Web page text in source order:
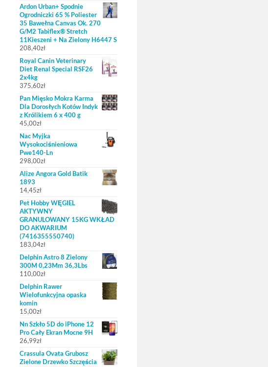
Ardon Urban+ Spodnie
Ogrodniczki 65 % Poliester
35 Bawełna Canvas Ok. 270
G/M2 Tabiflex® Stretch
11Kieszeni + Na Zielony H6447 S
208,40zł
Royal Canin Veterinary
Diet Renal Special RSF26
2x4kg
375,60zł
Pan Mięsko Mokra Karma
Dla Dorosłych Kotów Indyk
z Królikiem 6 x 400 g
45,00zł
Nac Myjka
Wysokociśnieniowa
Pwe140-Ln
298,00zł
Alize Angora Gold Batik
1893
14,45zł
Pet Hobby WĘGIEL
AKTYWNY
GRANULOWANY 15KG WKŁAD
DO AKWARIUM
(7416355550740)
183,04zł
Delphin Astro 8 Zielony
300M 0,23Mm 36,3Lbs
110,00zł
Delphin Rawer
Wielofunkcyjna opaska
komin
15,00zł
Nn Szkło 5D do iPhone 12
Pro Cały Ekran Mocne 9H
26,99zł
Crassula Ovata Grubosz
Zielone Drzewko Szczęścia